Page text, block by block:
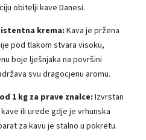
obitelji kave Danesi.
krema: Kava je pržena
pod tlakom stvara visoku,
boje lješnjaka na površini
svu dragocjenu aromu.
1 kg za prave znalce: Izvrstan
ili urede gdje je vrhunska
za kavu je stalno u pokretu.